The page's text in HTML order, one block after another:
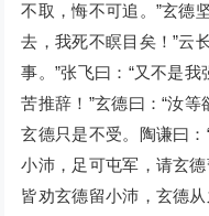
不取，悔不可追。”玄德
去，我死不瞑目矣！”云
事。”张飞曰：“又不是
苦推辞！”玄德曰：“汝等
玄德只是不受。陶谦曰
小沛，足可屯军，请玄
皆劝玄德留小沛，玄德